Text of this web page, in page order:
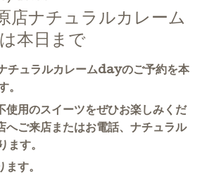
店ナチュラルカレーム
本日まで
チュラルカレームdayのご予約を本
。
使用のスイーツをぜひお楽しみくだ
へご来店またはお電話、ナチュラル
す。
す。